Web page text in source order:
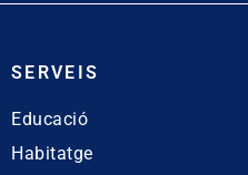
SERVEIS
Educació
Habitatge